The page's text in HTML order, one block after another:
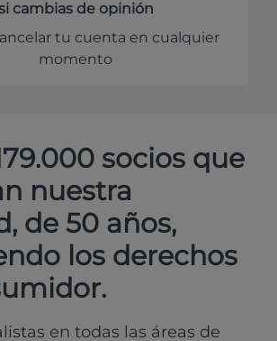
cambias de opinión
tu cuenta en cualquier
momento
socios que
nuestra
de 50 años,
los derechos
en todas las áreas de